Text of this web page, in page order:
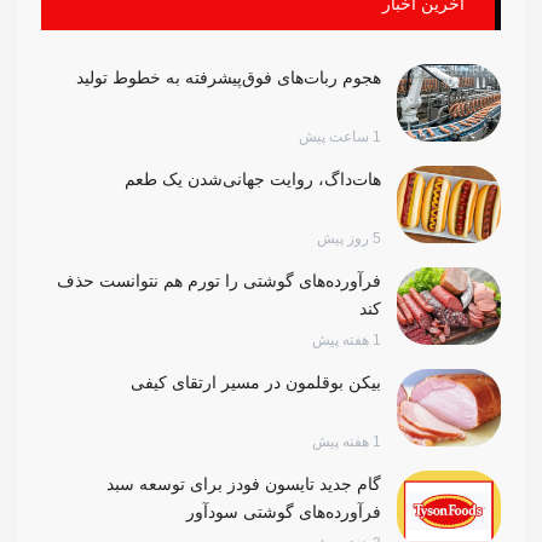
هجوم ربات‌های فوق‌پیشرفته به خطوط تولید
هات‌داگ، روایت جهانی‌شدن یک طعم
فرآورده‌های گوشتی را تورم هم نتوانست حذف
کند
بیکن بوقلمون در مسیر ارتقای کیفی
گام جدید تایسون فودز برای توسعه سبد
فرآورده‌های گوشتی سودآور